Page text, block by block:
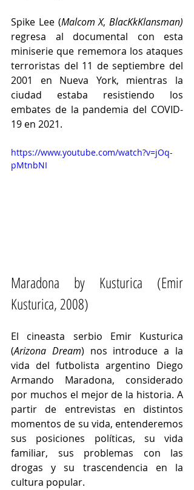
Spike Lee (Malcom X, BlacKkKlansman
regresa al documental con esta
miniserie que rememora los ataques
terroristas del 11 de septiembre del
2001 en Nueva York, mientras la
ciudad estaba resistiendo los
embates de la pandemia del COVID-
19 en 2021.
https://www.youtube.com/watch?v=jOq-
pMtnbNI
Maradona by Kusturica (Emir
Kusturica, 2008)
El cineasta serbio Emir Kusturica
(Arizona Dream) nos introduce a la
vida del futbolista argentino Diego
Armando Maradona, considerado
por muchos el mejor de la historia. A
partir de entrevistas en distintos
momentos de su vida, entenderemos
sus posiciones políticas, su vida
familiar, sus problemas con las
drogas y su trascendencia en la
cultura popular.